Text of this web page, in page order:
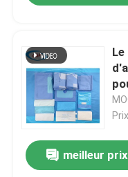
meilleur prix